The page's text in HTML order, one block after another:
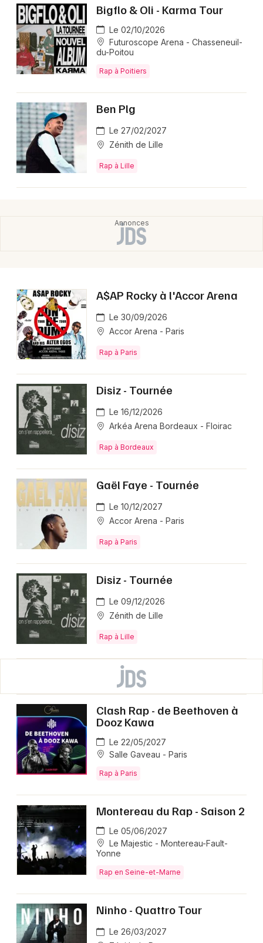
Bigflo & Oli - Karma Tour
Le 02/10/2026
Futuroscope Arena - Chasseneuil-
du-Poitou
Rap à Poitiers
Ben Plg
Le 27/02/2027
Zénith de Lille
Rap à Lille
A$AP Rocky à l'Accor Arena
Le 30/09/2026
Accor Arena - Paris
Rap à Paris
Disiz - Tournée
Le 16/12/2026
Arkéa Arena Bordeaux - Floirac
Rap à Bordeaux
Gaël Faye - Tournée
Le 10/12/2027
Accor Arena - Paris
Rap à Paris
Disiz - Tournée
Le 09/12/2026
Zénith de Lille
Rap à Lille
Clash Rap - de Beethoven à
Dooz Kawa
Le 22/05/2027
Salle Gaveau - Paris
Rap à Paris
Montereau du Rap - Saison 2
Le 05/06/2027
Le Majestic - Montereau-Fault-
Yonne
Rap en Seine-et-Marne
Ninho - Quattro Tour
Le 26/03/2027